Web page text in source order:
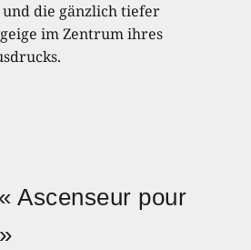
die gänzlich tiefer
im Zentrum ihres
Ascenseur pour